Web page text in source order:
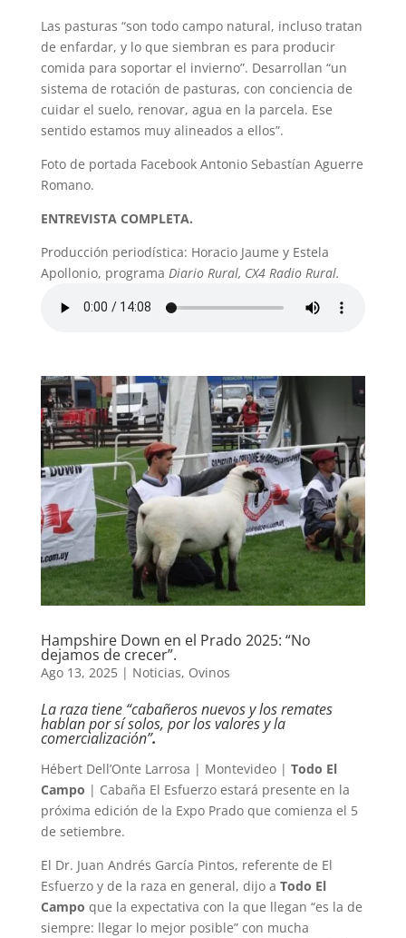
Las pasturas “son todo campo natural, incluso tratan
de enfardar, y lo que siembran es para producir
comida para soportar el invierno”. Desarrollan “un
sistema de rotación de pasturas, con conciencia de
cuidar el suelo, renovar, agua en la parcela. Ese
sentido estamos muy alineados a ellos”.
Foto de portada Facebook Antonio Sebastían Aguerre
Romano.
ENTREVISTA COMPLETA.
Producción periodística: Horacio Jaume y Estela
Apollonio, programa Diario Rural, CX4 Radio Rural.
Hampshire Down en el Prado 2025: “No
dejamos de crecer”.
Ago 13, 2025| Noticias, Ovinos
La raza tiene “cabañeros nuevos y los remates
hablan por sí solos, por los valores y la
comercialización”.
Hébert Dell’Onte Larrosa | Montevideo | Todo El
Campo | Cabaña El Esfuerzo estará presente en la
próxima edición de la Expo Prado que comienza el 5
de setiembre.
El Dr. Juan Andrés García Pintos, referente de El
Esfuerzo y de la raza en general, dijo a Todo El
Campo que la expectativa con la que llegan “es la de
siempre: llegar lo mejor posible” con mucha